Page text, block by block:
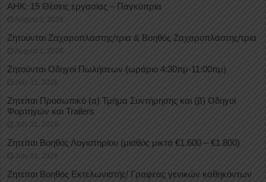
ΑΗΚ: 15 Θέσεις εργασίας – Παγκύπρια
August 3, 2026
Ζητούνται Ζαχαροπλάστης/τρια & Βοηθός Ζαχαροπλάστης/τρια
August 1, 2026
Ζητούνται Οδηγοί Πωλήσεων (ωράριο 4:30πμ-11:00πμ)
July 31, 2026
Ζητείται Προσωπικό (α) Τμήμα Συντήρησης και (β) Οδηγοί
Φορτηγών και Trailers
July 31, 2026
Ζητείται Βοηθός Λογιστηρίου (μισθός μικτά €1.600 – €1.800)
July 31, 2026
Ζητείται Βοηθός Εκτελωνιστής/ Γραφέας γενικών καθηκόντων